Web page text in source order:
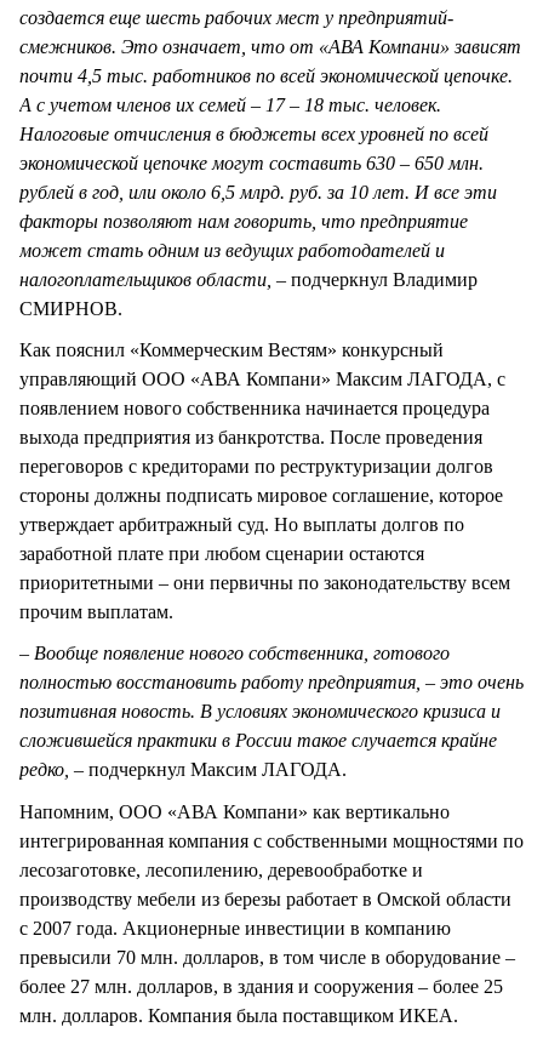
создается еще шесть рабочих мест у предприятий-
смежников. Это означает, что от «АВА Компани» зависят
почти 4,5 тыс. работников по всей экономической цепочке.
А с учетом членов их семей – 17 – 18 тыс. человек.
Налоговые отчисления в бюджеты всех уровней по всей
экономической цепочке могут составить 630 – 650 млн.
рублей в год, или около 6,5 млрд. руб. за 10 лет. И все эти
факторы позволяют нам говорить, что предприятие
может стать одним из ведущих работодателей и
налогоплательщиков области, – подчеркнул Владимир
СМИРНОВ.
Как пояснил «Коммерческим Вестям» конкурсный
управляющий ООО «АВА Компани» Максим ЛАГОДА, с
появлением нового собственника начинается процедура
выхода предприятия из банкротства. После проведения
переговоров с кредиторами по реструктуризации долгов
стороны должны подписать мировое соглашение, которое
утверждает арбитражный суд. Но выплаты долгов по
заработной плате при любом сценарии остаются
приоритетными – они первичны по законодательству всем
прочим выплатам.
– Вообще появление нового собственника, готового
полностью восстановить работу предприятия, – это очень
позитивная новость. В условиях экономического кризиса и
сложившейся практики в России такое случается крайне
редко, – подчеркнул Максим ЛАГОДА.
Напомним, ООО «АВА Компани» как вертикально
интегрированная компания с собственными мощностями по
лесозаготовке, лесопилению, деревообработке и
производству мебели из березы работает в Омской области
с 2007 года. Акционерные инвестиции в компанию
превысили 70 млн. долларов, в том числе в оборудование –
более 27 млн. долларов, в здания и сооружения – более 25
млн. долларов. Компания была поставщиком ИКЕА.